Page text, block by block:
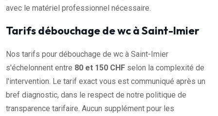
avec le matériel professionnel nécessaire.
Tarifs débouchage de wc à Saint-Imier
Nos tarifs pour débouchage de wc à Saint-Imier
s'échelonnent entre 80 et 150 CHF selon la complexité de
l'intervention. Le tarif exact vous est communiqué après un
bref diagnostic, dans le respect de notre politique de
transparence tarifaire. Aucun supplément pour les